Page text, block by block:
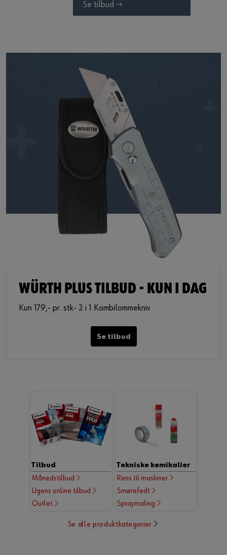
Se tilbud →
WÜRTH PLUS TILBUD - KUN I DAG
Kun 179,- pr. stk- 2 i 1 Kombilommekniv
Se tilbud
Tilbud
Månedstilbud
Ugens online tilbud
Outlet
Tekniske kemikalier
Rens til maskiner
Smørefedt
Spraymaling
Se alle produktkategorier